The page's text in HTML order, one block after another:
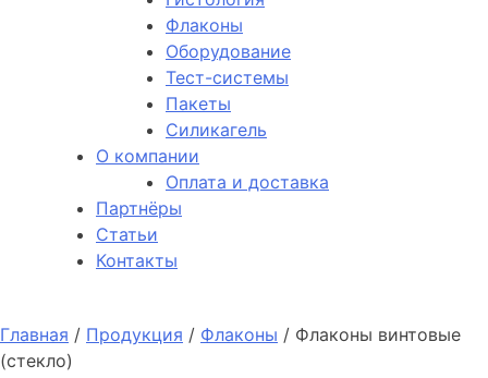
Флаконы
Оборудование
Тест-системы
Пакеты
Силикагель
О компании
Оплата и доставка
Партнёры
Статьи
Контакты
Главная / Продукция / Флаконы / Флаконы винтовые
(стекло)